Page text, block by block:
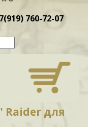
760-72-07
Raider для